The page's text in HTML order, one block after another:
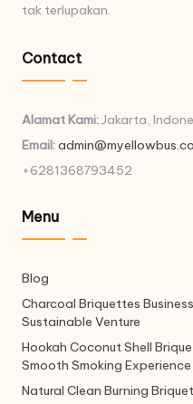
tak terlupakan.
Contact
Alamat Kami:Jakarta,
Email:
+6281368793452
Menu
Blog
Charcoal Briquettes
Sustainable Venture
Hookah Coconut Shell
Smooth Smoking Experience
Natural Clean Burning